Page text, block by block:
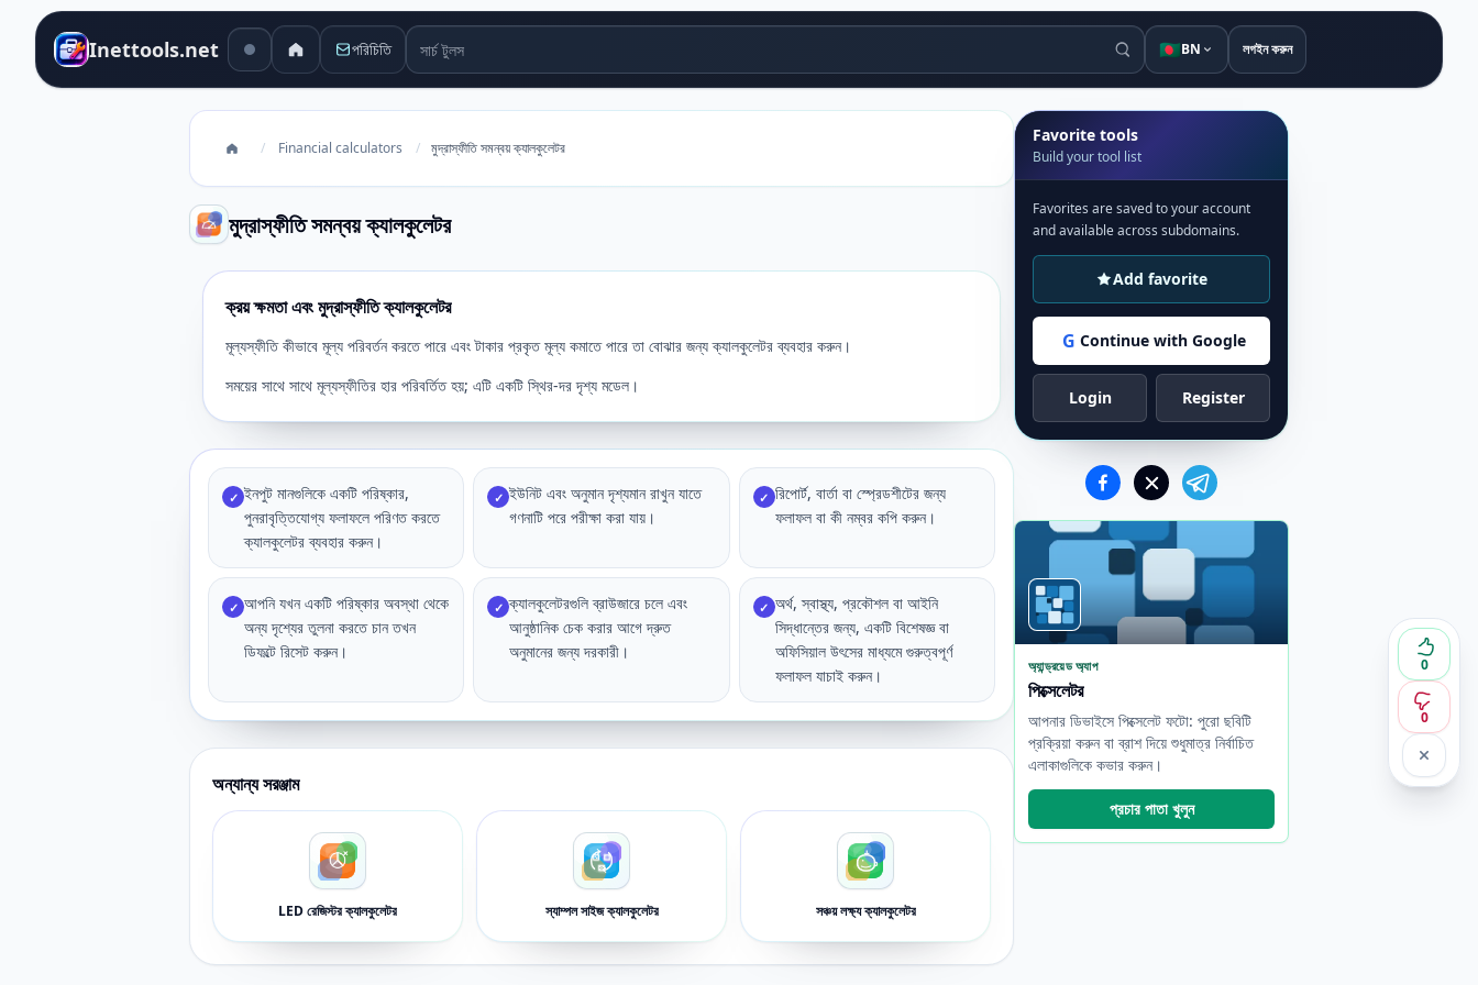
Inettools.net পরিচিতি সার্চ টুলস 🇧🇩BN লগইন করুন
/ Financial calculators / মুদ্রাস্ফীতি সমন্বয় ক্যালকুলেটর
মুদ্রাস্ফীতি সমন্বয় ক্যালকুলেটর
0
0
ক্রয় ক্ষমতা এবং মুদ্রাস্ফীতি ক্যালকুলেটর
মূল্যস্ফীতি কীভাবে মূল্য পরিবর্তন করতে পারে এবং টাকার প্রকৃত মূল্য কমাতে পারে তা বোঝার জন্য ক্যালকুলেটর ব্যবহার করুন।
সময়ের সাথে সাথে মূল্যস্ফীতির হার পরিবর্তিত হয়; এটি একটি স্থির-দর দৃশ্য মডেল।
✓ ইনপুট মানগুলিকে একটি পরিষ্কার,
পুনরাবৃত্তিযোগ্য ফলাফলে পরিণত করতে
ক্যালকুলেটর ব্যবহার করুন।
✓ ইউনিট এবং অনুমান দৃশ্যমান রাখুন যাতে
গণনাটি পরে পরীক্ষা করা যায়।
✓ রিপোর্ট, বার্তা বা স্প্রেডশীটের জন্য
ফলাফল বা কী নম্বর কপি করুন।
✓ আপনি যখন একটি পরিষ্কার অবস্থা থেকে
অন্য দৃশ্যের তুলনা করতে চান তখন
ডিফল্টে রিসেট করুন।
✓ ক্যালকুলেটরগুলি ব্রাউজারে চলে এবং
আনুষ্ঠানিক চেক করার আগে দ্রুত
অনুমানের জন্য দরকারী।
✓ অর্থ, স্বাস্থ্য, প্রকৌশল বা আইনি
সিদ্ধান্তের জন্য, একটি বিশেষজ্ঞ বা
অফিসিয়াল উৎসের মাধ্যমে গুরুত্বপূর্ণ
ফলাফল যাচাই করুন।
অন্যান্য সরঞ্জাম
LED রেজিস্টর ক্যালকুলেটর স্যাম্পল সাইজ ক্যালকুলেটর সঞ্চয় লক্ষ্য ক্যালকুলেটর
Favorite tools
Build your tool list
Favorites are saved to your account
and available across subdomains.
Add favorite
G Continue with Google
Login Register
অ্যান্ড্রয়েড অ্যাপ
পিক্সেলেটর
আপনার ডিভাইসে পিক্সেলেট ফটো: পুরো ছবিটি
প্রক্রিয়া করুন বা ব্রাশ দিয়ে শুধুমাত্র নির্বাচিত
এলাকাগুলিকে কভার করুন।
প্রচার পাতা খুলুন